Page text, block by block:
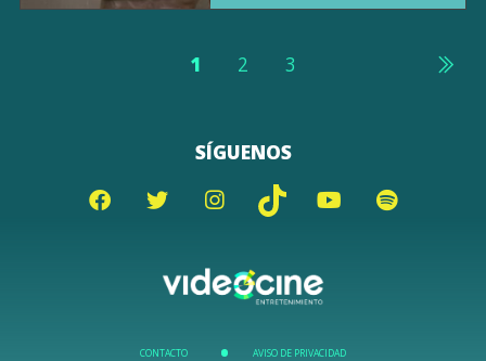
1 2 3
SÍGUENOS
CONTACTO AVISO DE PRIVACIDAD